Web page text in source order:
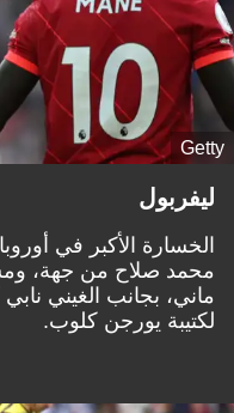
Getty
ليفربول
الخسارة الأكبر في
محمد صلاح من جهة،
ماني، بجانب الغيني
لكتيبة يورجن كلوب.